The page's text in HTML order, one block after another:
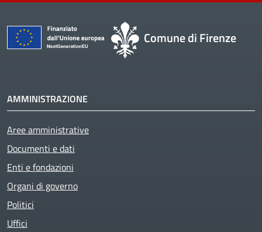
Comune di Firenze
AMMINISTRAZIONE
Aree amministrative
Documenti e dati
Enti e fondazioni
Organi di governo
Politici
Uffici